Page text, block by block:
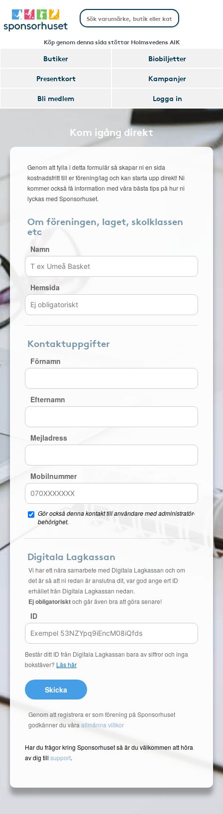
Köp genom denna sida stöttar Holmsvedens AIK
Butiker
Biobiljetter
Presentkort
Kampanjer
Bli medlem
Logga in
Kom igång direkt
Genom att fylla i detta formulär så skapar ni en sida
kostnadsfritt till er förening/lag och kan starta upp direkt! Ni
kommer också få information med våra bästa tips på hur ni
lyckas med Sponsorhuset.
Om föreningen, laget, skolklassen
etc
Namn
Hemsida
Kontaktuppgifter
Förnamn
Efternamn
Mejladress
Mobilnummer
Gör också denna kontakt till användare med administratör-
behörighet.
Digitala Lagkassan
Vi har ett nära samarbete med Digitala Lagkassan och om
det är så att ni redan är anslutna dit, var god ange ert ID
erhållet från Digitala Lagkassan nedan.
Ej obligatorisktoch går även bra att göra senare!
ID
Består ditt ID från Digitala Lagkassan bara av siffror och inga
bokstäver? Läs här
Skicka
Genom att registrera er som förening på Sponsorhuset
godkänner du våra allmänna villkor
Har du frågor kring Sponsorhuset så är du välkommen att höra
av dig till support.